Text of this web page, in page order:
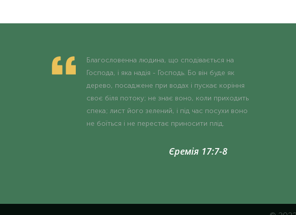
Благословенна людина, що сподівається на
Господа, і яка надія - Господь. Бо він буде як
дерево, посаджене при водах і пускає коріння
своє біля потоку; не знає воно, коли приходить
спека; лист його зелений, і під час посухи воно
не боїться і не перестає приносити плід.
Єремія 17:7-8